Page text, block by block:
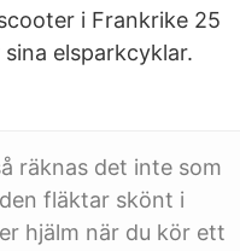
i Frankrike 25
elsparkcyklar.
räknas det inte som
fläktar skönt i
hjälm när du kör ett